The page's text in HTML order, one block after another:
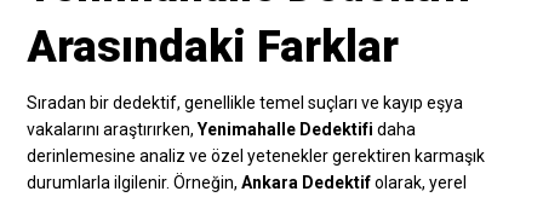
Arasındaki Farklar
Sıradan bir dedektif, genellikle temel suçları ve kayıp eşya
vakalarını araştırırken,Yenimahalle Dedektifi daha
derinlemesine analiz ve özel yetenekler gerektiren karmaşık
durumlarla ilgilenir. Örneğin,Ankara Dedektifolarak, yerel